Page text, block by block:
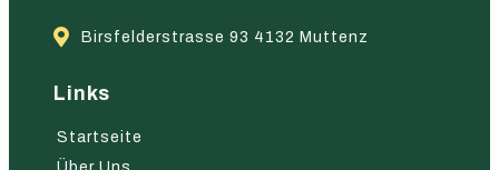
Birsfelderstrasse 93 4132 Muttenz
Links
Startseite